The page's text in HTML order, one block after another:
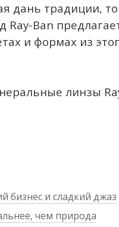
дань традиции,
Ray-Ban
и формах из
бизнес и сладкий джаз
чем природа